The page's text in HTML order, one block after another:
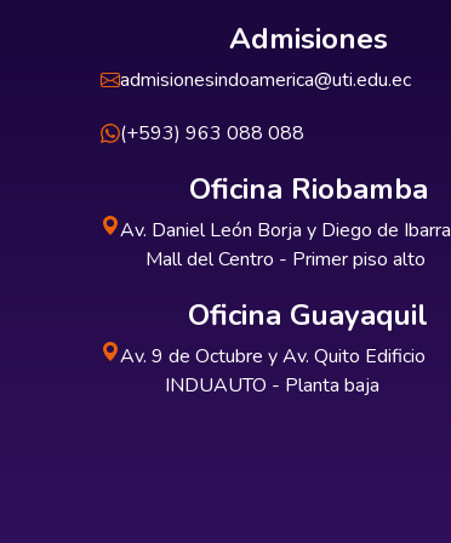
Admisiones
admisionesindoamerica@uti.edu.ec
(+593) 963 088 088
Oficina Riobamba
Av. Daniel León Borja y Diego de Ibarra
Mall del Centro - Primer piso alto
Oficina Guayaquil
Av. 9 de Octubre y Av. Quito Edificio
INDUAUTO - Planta baja